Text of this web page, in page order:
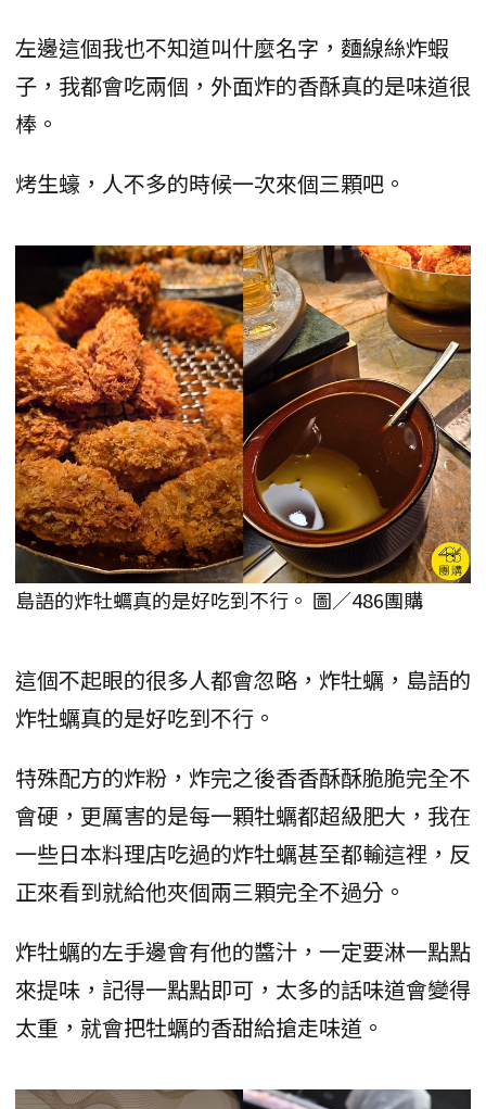
左邊這個我也不知道叫什麼名字，麵線絲炸蝦
子，我都會吃兩個，外面炸的香酥真的是味道很
棒。
烤生蠔，人不多的時候一次來個三顆吧。
島語的炸牡蠣真的是好吃到不行。 圖／486團購
這個不起眼的很多人都會忽略，炸牡蠣，島語的
炸牡蠣真的是好吃到不行。
特殊配方的炸粉，炸完之後香香酥酥脆脆完全不
會硬，更厲害的是每一顆牡蠣都超級肥大，我在
一些日本料理店吃過的炸牡蠣甚至都輸這裡，反
正來看到就給他夾個兩三顆完全不過分。
炸牡蠣的左手邊會有他的醬汁，一定要淋一點點
來提味，記得一點點即可，太多的話味道會變得
太重，就會把牡蠣的香甜給搶走味道。